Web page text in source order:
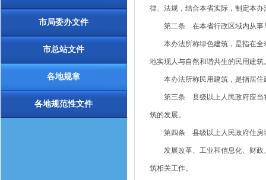
市局委办文件
市总站文件
各地规章
各地规范性文件
律、法规，结合本省实际，制定本办
第二条 在本省行政区域内从事与
本办法所称绿色建筑，是指在全
地实现人与自然和谐共生的民用建筑
本办法所称民用建筑，是指居住
第三条 县级以上人民政府应当将
筑的发展。
第四条 县级以上人民政府住房城
发展改革、工业和信息化、财政
筑相关工作。